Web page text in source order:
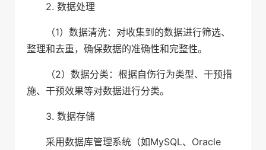
2. 数据处理
（1）数据清洗：对收集到的数据进行筛选、
整理和去重，确保数据的准确性和完整性。
（2）数据分类：根据自伤行为类型、干预措
施、干预效果等对数据进行分类。
3. 数据存储
采用数据库管理系统（如MySQL、Oracle